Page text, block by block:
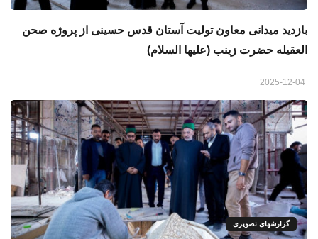
بازدید میدانی معاون تولیت آستان قدس حسینی از پروژه صحن
العقيله حضرت زینب (علیها السلام)
گزارشهای تصویری